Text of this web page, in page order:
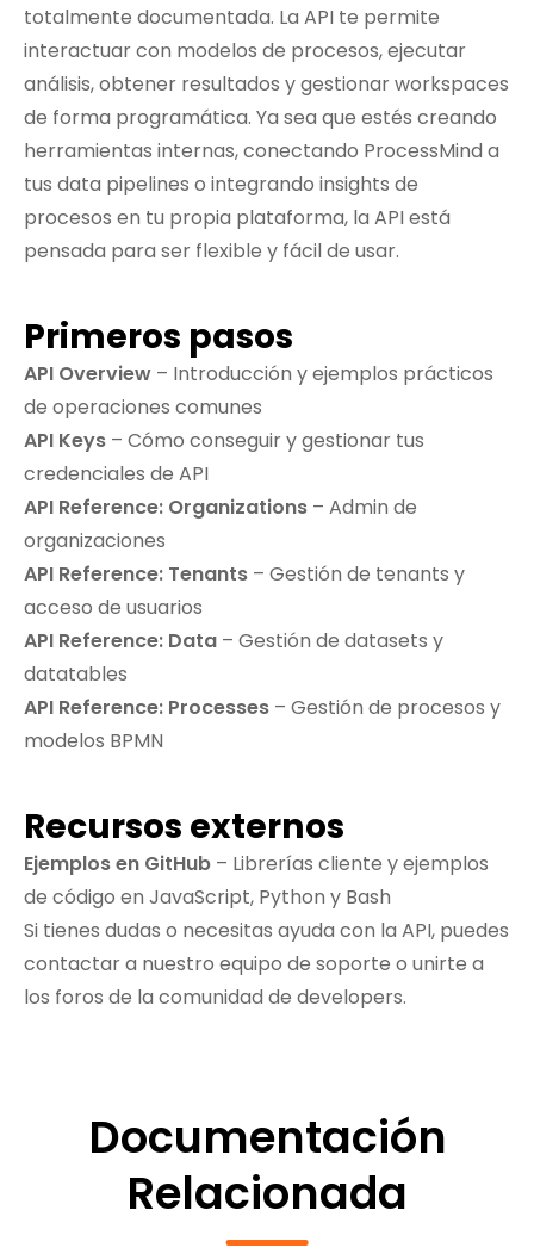
totalmente documentada. La API te permite
interactuar con modelos de procesos, ejecutar
análisis, obtener resultados y gestionar workspaces
de forma programática. Ya sea que estés creando
herramientas internas, conectando ProcessMind a
tus data pipelines o integrando insights de
procesos en tu propia plataforma, la API está
pensada para ser flexible y fácil de usar.
Primeros pasos
API Overview – Introducción y ejemplos prácticos
de operaciones comunes
API Keys – Cómo conseguir y gestionar tus
credenciales de API
API Reference: Organizations – Admin de
organizaciones
API Reference: Tenants – Gestión de tenants y
acceso de usuarios
API Reference: Data – Gestión de datasets y
datatables
API Reference: Processes – Gestión de procesos y
modelos BPMN
Recursos externos
Ejemplos en GitHub – Librerías cliente y ejemplos
de código en JavaScript, Python y Bash
Si tienes dudas o necesitas ayuda con la API, puedes
contactar a nuestro equipo de soporte o unirte a
los foros de la comunidad de developers.
Documentación
Relacionada